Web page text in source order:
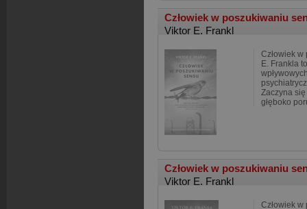
Człowiek w poszukiwaniu
Viktor E. Frankl
Człowiek
E. Frankla
Zaczyna
głęboko
Człowiek w poszukiwaniu
Viktor E. Frankl
Człowiek